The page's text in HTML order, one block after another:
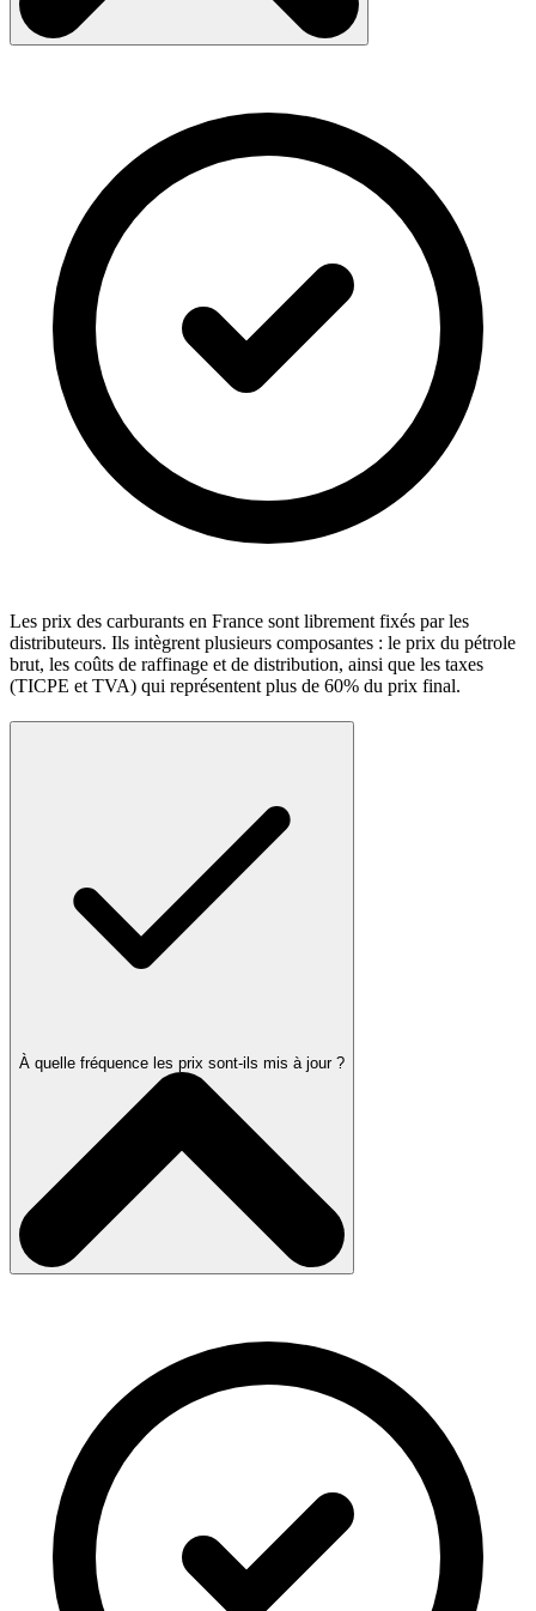
Les prix des carburants en France sont librement fixés par les
distributeurs. Ils intègrent plusieurs composantes : le prix du pétrole
brut, les coûts de raffinage et de distribution, ainsi que les taxes
(TICPE et TVA) qui représentent plus de 60% du prix final.
À quelle fréquence les prix sont-ils mis à jour ?